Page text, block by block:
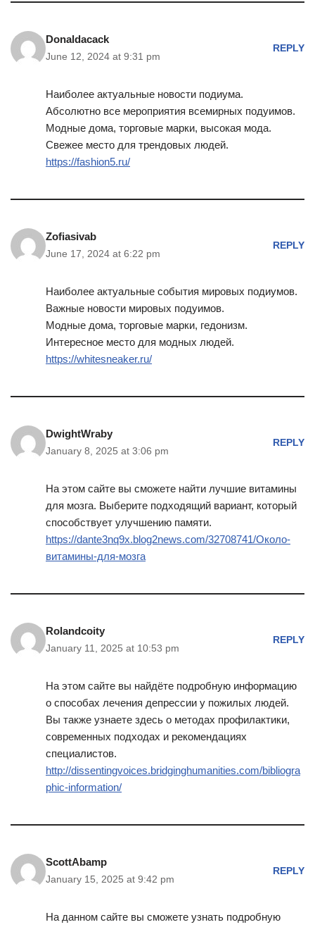
Donaldacack
June 12, 2024 at 9:31 pm
REPLY
Наиболее актуальные новости подиума.
Абсолютно все мероприятия всемирных подуимов.
Модные дома, торговые марки, высокая мода.
Свежее место для трендовых людей.
https://fashion5.ru/
Zofiasivab
June 17, 2024 at 6:22 pm
REPLY
Наиболее актуальные события мировых подиумов.
Важные новости мировых подуимов.
Модные дома, торговые марки, гедонизм.
Интересное место для модных людей.
https://whitesneaker.ru/
DwightWraby
January 8, 2025 at 3:06 pm
REPLY
На этом сайте вы сможете найти лучшие витамины
для мозга. Выберите подходящий вариант, который
способствует улучшению памяти.
https://dante3nq9x.blog2news.com/32708741/Около-
витамины-для-мозга
Rolandcoity
January 11, 2025 at 10:53 pm
REPLY
На этом сайте вы найдёте подробную информацию
о способах лечения депрессии у пожилых людей.
Вы также узнаете здесь о методах профилактики,
современных подходах и рекомендациях
специалистов.
http://dissentingvoices.bridginghumanities.com/bibliogra
phic-information/
ScottAbamp
January 15, 2025 at 9:42 pm
REPLY
На данном сайте вы сможете узнать подробную